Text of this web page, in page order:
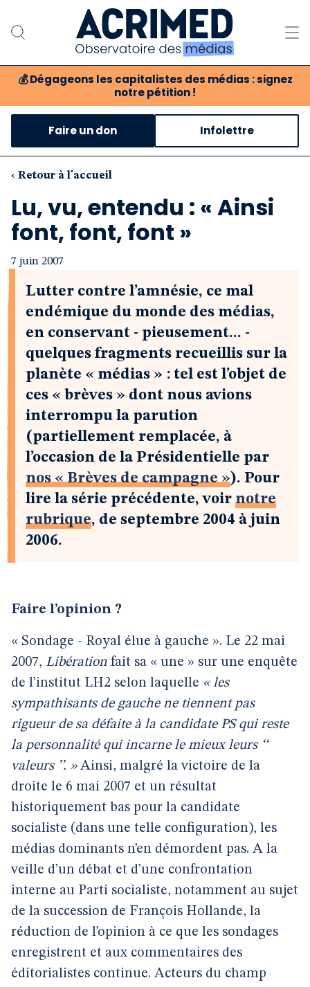
💰 Dégageons les capitalistes des médias : signez
notre pétition !
Notre association
Notre critique des médias
Nos propositions
Notre revue
Boutique
Faire un don Infolettre
‹ Retour à l'accueil
Lu, vu, entendu : « Ainsi
font, font, font »
7 juin 2007
Lutter contre l’amnésie, ce mal
endémique du monde des médias,
en conservant - pieusement... -
quelques fragments recueillis sur la
planète « médias » : tel est l’objet de
ces « brèves » dont nous avions
interrompu la parution
(partiellement remplacée, à
l’occasion de la Présidentielle par
nos « Brèves de campagne »). Pour
lire la série précédente, voir notre
rubrique, de septembre 2004 à juin
2006.
Faire l’opinion ?
« Sondage - Royal élue à gauche ». Le 22 mai
2007, Libération fait sa « une » sur une enquête
de l’institut LH2 selon laquelle « les
sympathisants de gauche ne tiennent pas
rigueur de sa défaite à la candidate PS qui reste
la personnalité qui incarne le mieux leurs ‘‘
valeurs ’’. »Ainsi, malgré la victoire de la
droite le 6 mai 2007 et un résultat
historiquement bas pour la candidate
socialiste (dans une telle configuration), les
médias dominants n’en démordent pas. A la
veille d’un débat et d’une confrontation
interne au Parti socialiste, notamment au sujet
de la succession de François Hollande, la
réduction de l’opinion à ce que les sondages
enregistrent et aux commentaires des
éditorialistes continue. Acteurs du champ